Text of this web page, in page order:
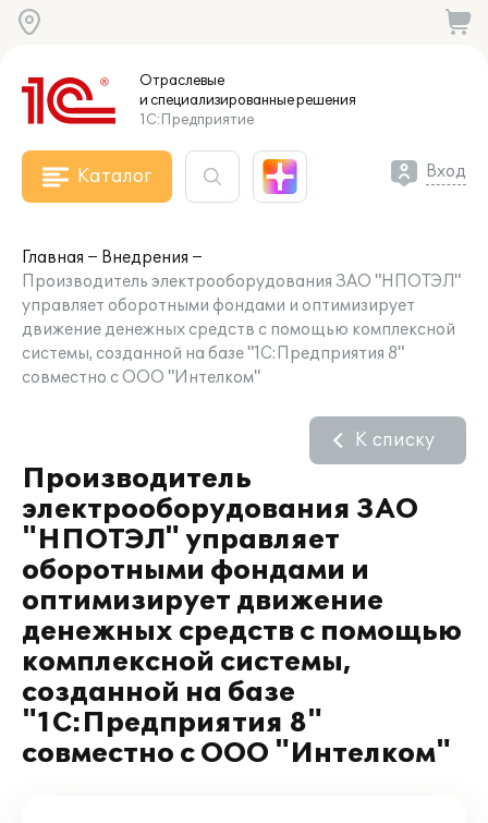
Отраслевые
и специализированныерешения
1С:Предприятие
Каталог Вход
Главная
Внедрения
Производитель электрооборудования ЗАО "НПОТЭЛ"
управляет оборотными фондами и оптимизирует
движение денежных средств с помощью комплексной
системы, созданной на базе "1С:Предприятия 8"
совместно с ООО "Интелком"
Производитель
электрооборудования ЗАО
"НПОТЭЛ" управляет
оборотными фондами и
оптимизирует движение
денежных средств с помощью
комплексной системы,
созданной на базе
"1С:Предприятия 8"
совместно с ООО "Интелком"
К списку